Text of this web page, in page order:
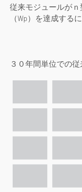
従来モジュールが
（Wp）を達成する
３０年間単位での